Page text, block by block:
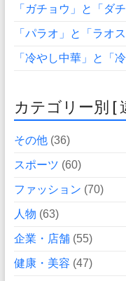
「ガチョウ」と「ダ
「パラオ」と「ラオ
「冷やし中華」と「
カテゴリー別 [
その他(36)
スポーツ (60)
ファッション (70)
人物 (63)
企業・店舗(55)
健康・美容 (47)